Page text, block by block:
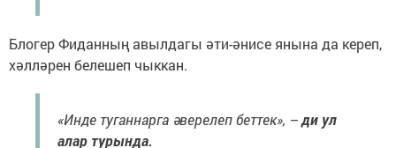
Блогер Фиданның авылдагы әти-әнисе янына да кереп,
хәлләрен белешеп чыккан.
«Инде туганнарга әверелеп беттек», –ди ул
алар турында.